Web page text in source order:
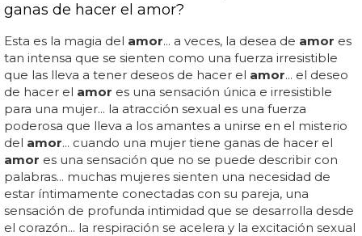
ganas de hacer el amor?
Esta es la magia del amor... a veces, la desea de amor es
tan intensa que se sienten como una fuerza irresistible
que las lleva a tener deseos de hacer el amor... el deseo
de hacer el amor es una sensación única e irresistible
para una mujer... la atracción sexual es una fuerza
poderosa que lleva a los amantes a unirse en el misterio
del amor... cuando una mujer tiene ganas de hacer el
amor es una sensación que no se puede describir con
palabras... muchas mujeres sienten una necesidad de
estar íntimamente conectadas con su pareja, una
sensación de profunda intimidad que se desarrolla desde
el corazón... la respiración se acelera y la excitación sexual